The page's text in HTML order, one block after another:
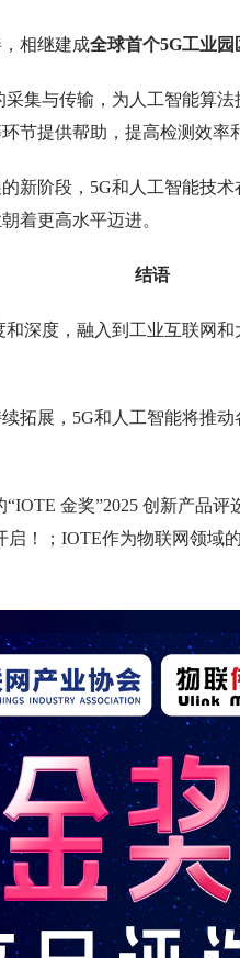
相继建成全球首个5G工业
集与传输，为人工智能算
节提供帮助，提高检测效率
新阶段，5G和人工智能技
着更高水平迈进。
结语
深度，融入到工业互联网
拓展，5G和人工智能将推
金奖”2025 创新产品
启！；IOTE作为物联网领域